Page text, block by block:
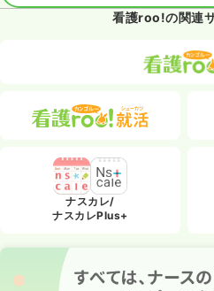
看護roo!の関連
ナスカレ/
ナスカレPlus+